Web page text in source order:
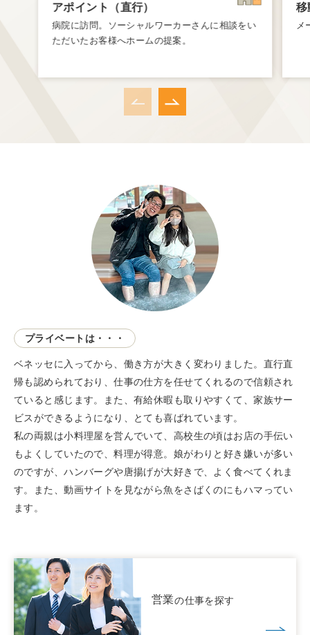
アポイント（直行）
病院に訪問。ソーシャルワーカーさんに相談をい
ただいたお客様へホームの提案。
移
メ
プライベートは・・・
ベネッセに入ってから、働き方が大きく変わりました。直行直
帰も認められており、仕事の仕方を任せてくれるので信頼され
ていると感じます。また、有給休暇も取りやすくて、家族サー
ビスができるようになり、とても喜ばれています。
私の両親は小料理屋を営んでいて、高校生の頃はお店の手伝い
もよくしていたので、料理が得意。娘がわりと好き嫌いが多い
のですが、ハンバーグや唐揚げが大好きで、よく食べてくれま
す。また、動画サイトを見ながら魚をさばくのにもハマってい
ます。
営業の仕事を探す